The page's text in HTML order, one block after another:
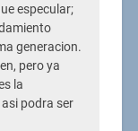
especular;
generacion.
pero ya
la
podra ser